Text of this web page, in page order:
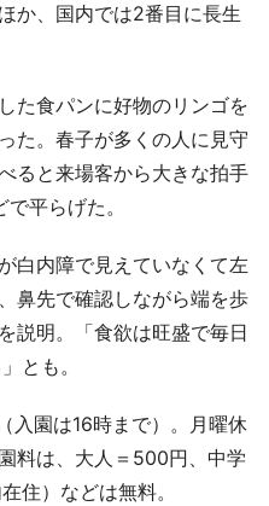
か、国内では2番目に長生
た食パンに好物のリンゴを
た。春子が多くの人に見守
ると来場客から大きな拍手
平らげた。
白内障で見えていなくて左
鼻先で確認しながら端を歩
説明。「食欲は旺盛で毎日
とも。
入園は16時まで）。月曜休
料は、大人＝500円、中学
住）などは無料。